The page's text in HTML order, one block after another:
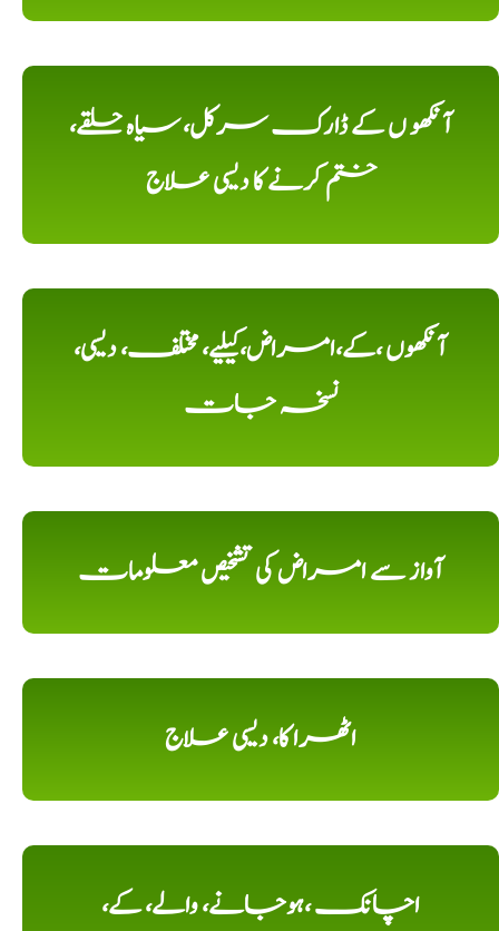
آنکھو ں کے ڈارک سرکل، سیاہ حلقے،
ختم کرنے کا دیسی علاج
آنکھوں ،کے،امراض،کیلیے، مختلف، دیسی،
نسخہ جات
آواز سے امراض کی تشخیص معلومات
اٹھرا کا، دیسی علاج
اچانک ،ہوجانے، والے، کے،